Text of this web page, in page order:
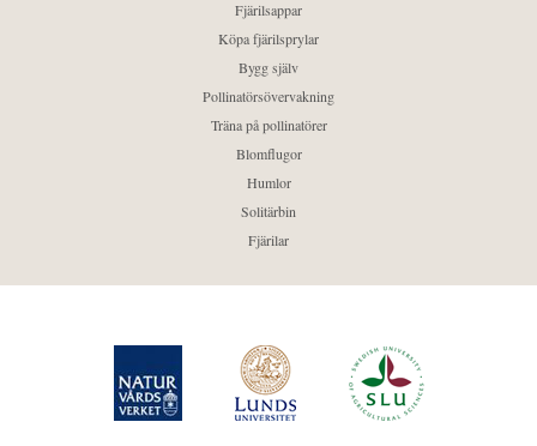
Fjärilsappar
Köpa fjärilsprylar
Bygg själv
Pollinatörsövervakning
Träna på pollinatörer
Blomflugor
Humlor
Solitärbin
Fjärilar